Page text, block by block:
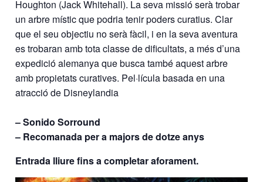
Houghton (Jack Whitehall). La seva missió serà trobar
un arbre místic que podria tenir poders curatius. Clar
que el seu objectiu no serà fàcil, i en la seva aventura
es trobaran amb tota classe de dificultats, a més d’una
expedició alemanya que busca també aquest arbre
amb propietats curatives. Pel·lícula basada en una
atracció de Disneylandia
– Sonido Sorround
– Recomanada per a majors de dotze anys
Entrada lliure fins a completar aforament.